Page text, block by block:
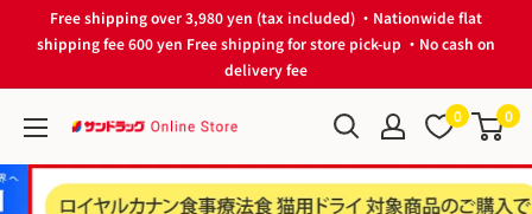
Free shipping over 3,980 yen (tax included) ・Nationwide flat
shipping fee 600 yen Free shipping for store pick-up ・No cash on
delivery fee
サ
ン
ド
0 0